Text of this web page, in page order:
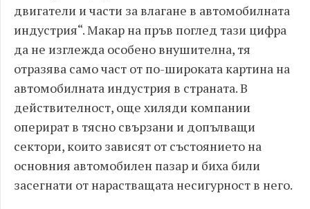
двигатели и части за влагане в автомобилната
индустрия“. Макар на пръв поглед тази цифра
да не изглежда особено внушителна, тя
отразява само част от по-широката картина на
автомобилната индустрия в страната. В
действителност, още хиляди компании
оперират в тясно свързани и допълващи
сектори, които зависят от състоянието на
основния автомобилен пазар и биха били
засегнати от нарастващата несигурност в него.